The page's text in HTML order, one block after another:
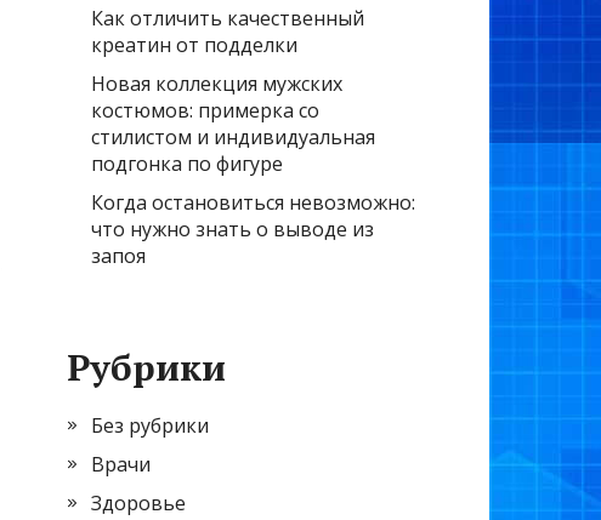
Как отличить качественный
креатин от подделки
Новая коллекция мужских
костюмов: примерка со
стилистом и индивидуальная
подгонка по фигуре
Когда остановиться невозможно:
что нужно знать о выводе из
запоя
Рубрики
Без рубрики
Врачи
Здоровье